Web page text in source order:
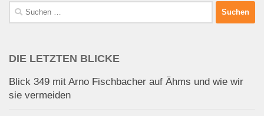
Suchen
nach:
DIE LETZTEN BLICKE
Blick 349 mit Arno Fischbacher auf Ähms und wie wir
sie vermeiden